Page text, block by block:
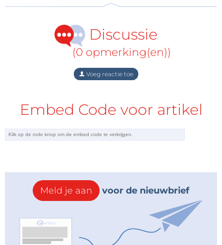
Discussie
(0 opmerking(en))
Voeg reactie toe
Embed Code voor artikel
Meld je aan voor de nieuwbrief